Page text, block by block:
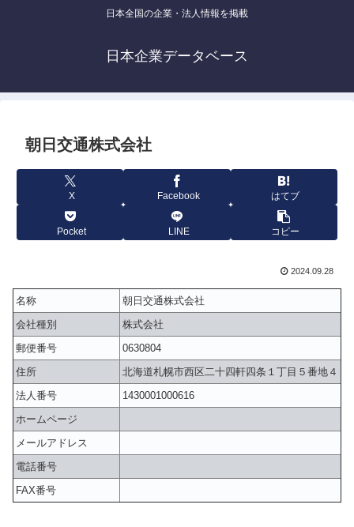
日本全国の企業・法人情報を掲載
日本企業データベース
朝日交通株式会社
X Facebook はてブ
Pocket LINE コピー
2024.09.28
名称
朝日交通株式会社
会社種別
株式会社
郵便番号
0630804
住所
北海道札幌市西区二十四軒四条１丁目５番地４
法人番号
1430001000616
ホームページ
メールアドレス
電話番号
FAX番号